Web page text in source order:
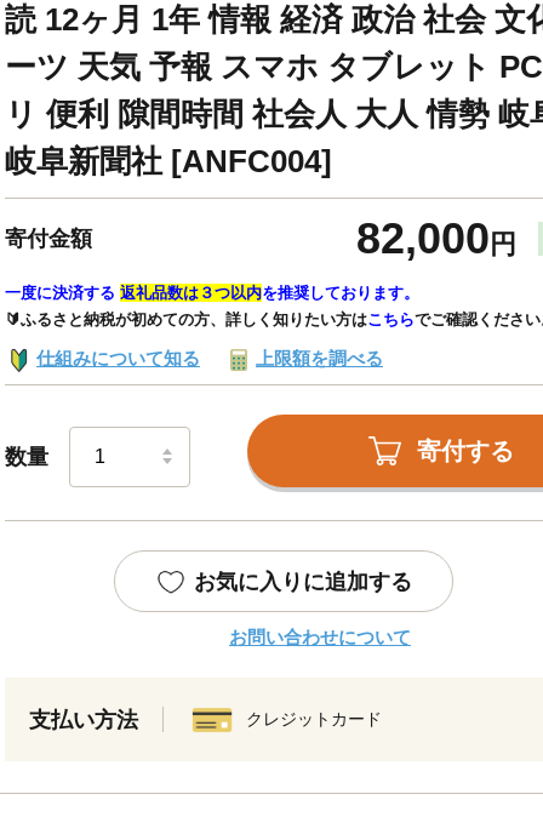
読 12ヶ月 1年 情報 経済 政治 社会 文
ーツ 天気 予報 スマホ タブレット
リ 便利 隙間時間 社会人 大人 情勢 岐
岐阜新聞社 [ANFC004]
寄付金額 82,000 円
一度に決済する 返礼品数は３つ以内を推奨しております。
🔰ふるさと納税が初めての方、詳しく知りたい方はこちらでご確認ください
仕組みについて知る 上限額を調べる
数量 寄付する
お気に入りに追加する
お問い合わせについて
支払い方法 クレジットカード